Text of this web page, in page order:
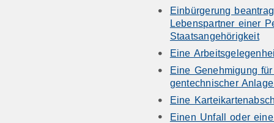
Einbürgerung
Lebenspartner einer
Staatsangehörigkeit
Eine
Eine Genehmigung
gentechnischer
Eine
Einen Unfall oder